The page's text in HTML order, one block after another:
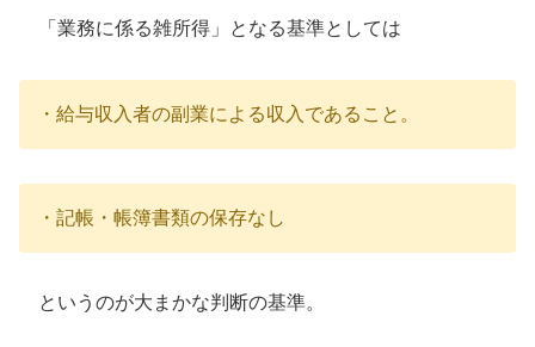
「業務に係る雑所得」となる基準としては
・給与収入者の副業による収入であること。
・記帳・帳簿書類の保存なし
というのが大まかな判断の基準。